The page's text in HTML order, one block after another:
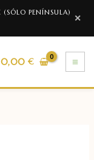
(SÓLO PENÍNSULA)
✕
0,00€